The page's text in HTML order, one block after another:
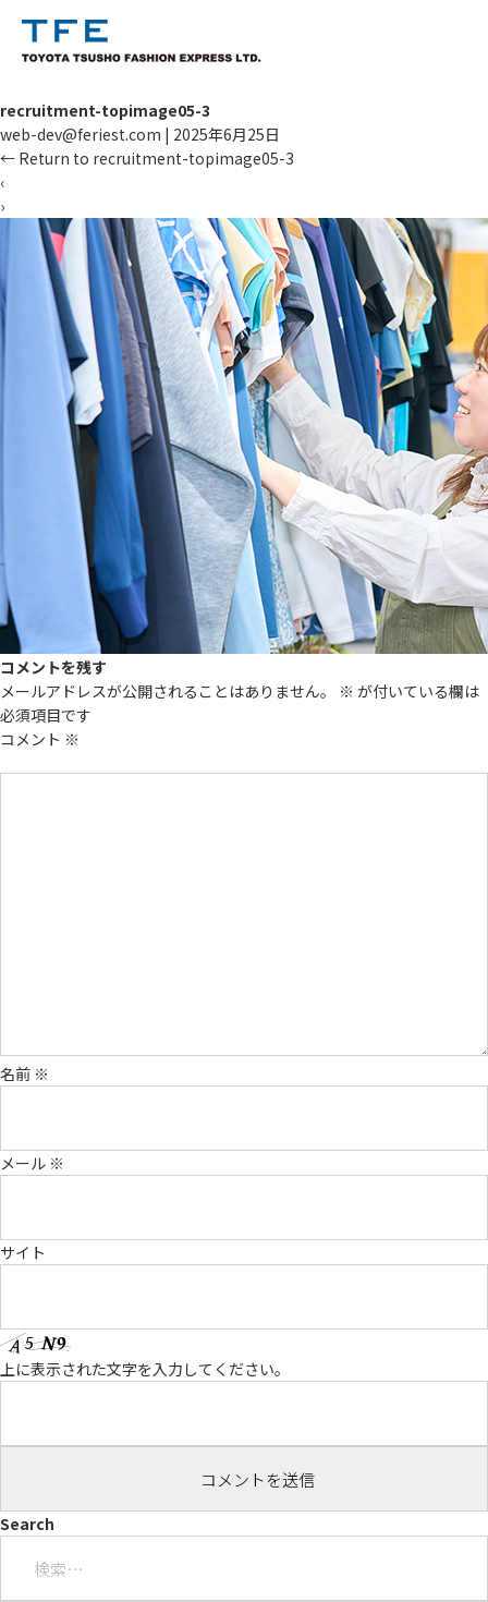
TM
recruitment-topimage05-3
web-dev@feriest.com | 2025年6月25日
← Return to recruitment-topimage05-3
‹
›
コメントを残す
メールアドレスが公開されることはありません。
※ が付いている欄は
必須項目です
コメント ※
名前 ※
メール ※
サイト
上に表示された文字を入力してください。
Search